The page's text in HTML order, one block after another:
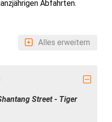
Abfahrten.
Alles erweitern
Street - Tiger